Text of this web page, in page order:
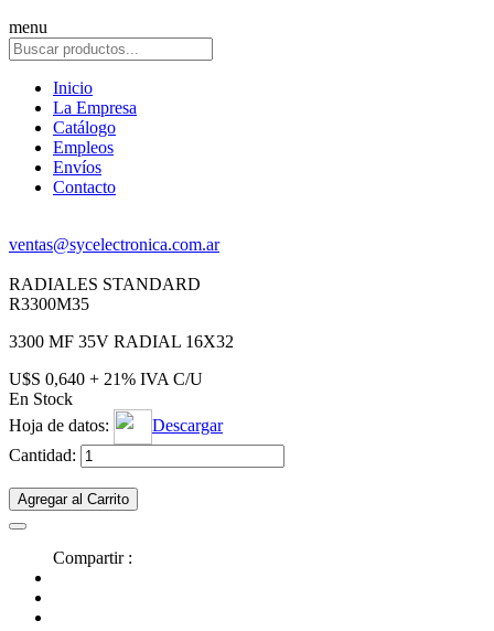
menu
Inicio
La Empresa
Catálogo
Empleos
Envíos
Contacto
ventas@sycelectronica.com.ar
RADIALES STANDARD
R3300M35
3300 MF 35V RADIAL 16X32
U$S 0,640 + 21% IVA C/U
En Stock
Hoja de datos:
Descargar
Cantidad:
Agregar al Carrito
Compartir :